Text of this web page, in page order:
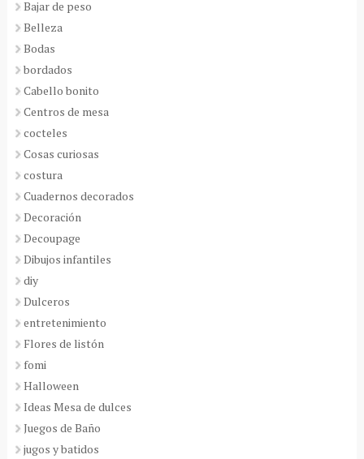
Bajar de peso
Belleza
Bodas
bordados
Cabello bonito
Centros de mesa
cocteles
Cosas curiosas
costura
Cuadernos decorados
Decoración
Decoupage
Dibujos infantiles
diy
Dulceros
entretenimiento
Flores de listón
fomi
Halloween
Ideas Mesa de dulces
Juegos de Baño
jugos y batidos